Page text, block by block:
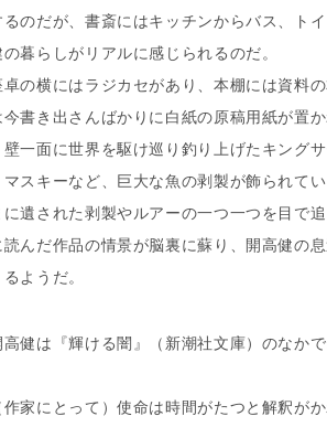
るのだが、書斎にはキッチンからバス、ト
の暮らしがリアルに感じられるのだ。
の横にはラジカセがあり、本棚には資料
今書き出さんばかりに白紙の原稿用紙が置
壁一面に世界を駆け巡り釣り上げたキング
マスキーなど、巨大な魚の剥製が飾られて
に遺された剥製やルアーの一つ一つを目で
読んだ作品の情景が脳裏に蘇り、開高健の息
るようだ。
健は『輝ける闇』（新潮社文庫）のなか
作家にとって）使命は時間がたつと解釈がか